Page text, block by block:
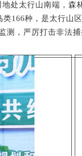
处太行山南端，森
166种，是太行山
测，严厉打击非法